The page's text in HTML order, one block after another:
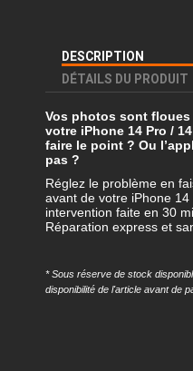
DESCRIPTION
DÉTAILS DU PRODUIT
Vos photos sont floues
votre iPhone 14 Pro /
faire le point ? Ou
pas ?
Réglez le problème en
avant de votre iPhone
intervention faite en 30
Réparation express et
* Sous réserve de stock
disponibilité de l'article avant de